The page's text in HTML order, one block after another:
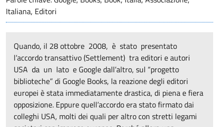
Italiana, Editori
Quando, il 28 ottobre 2008, è stato presentato
l’accordo transattivo (Settlement) tra editori e autori
USA da un lato e Google dall’altro, sul “progetto
biblioteche” di Google Books, la reazione degli editori
europei è stata immediatamente drastica, di piena e fiera
opposizione. Eppure quell’accordo era stato firmato dai
colleghi USA, molti dei quali per altro con stretti legami